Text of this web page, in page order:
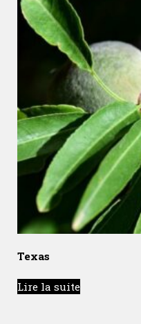
Texas
Lire la suite